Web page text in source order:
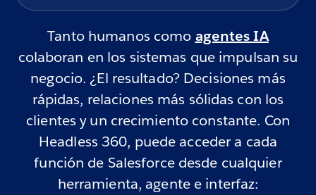
Tanto humanos como agentes IA
colaboran en los sistemas que impulsan su
negocio. ¿El resultado? Decisiones más
rápidas, relaciones más sólidas con los
clientes y un crecimiento constante. Con
Headless 360, puede acceder a cada
función de Salesforce desde cualquier
herramienta, agente e interfaz: